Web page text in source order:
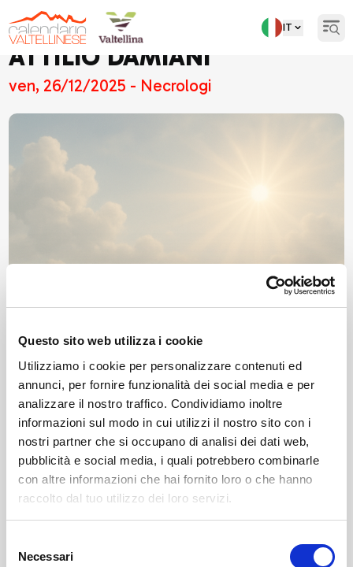
Questo sito web utilizza i cookie
Utilizziamo i cookie per personalizzare contenuti ed
annunci, per fornire funzionalità dei social media e per
analizzare il nostro traffico. Condividiamo inoltre
informazioni sul modo in cui utilizzi il nostro sito con i
nostri partner che si occupano di analisi dei dati web,
pubblicità e social media, i quali potrebbero combinarle
con altre informazioni che hai fornito loro o che hanno
raccolto dal tuo utilizzo dei loro servizi.
delNecessari
IT
ATTILIO DAMIANI
ven, 26/12/2025 - Necrologi
Leggi qui il nerologio:
damiani/